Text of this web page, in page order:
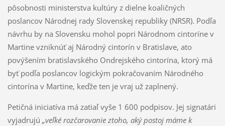
pôsobnosti ministerstva kultúry z dielne koaličných
poslancov Národnej rady Slovenskej republiky (NRSR). Pod­ľa
návrhu by na Slovensku mohol popri Národnom cintoríne v
Martine vzniknúť aj Národný cintorín v Bratislave, ato
povýšením bratislavského Ondrej­ského cintorína, ktorý má
byť podľa poslancov lo­gickým pokračovaním Národného
cintorína v Mar­tine, keďže ten je vraj už zaplnený.
Petičná iniciatíva má zatiaľ vyše 1 600 podpisov. Jej signatári
vyjadrujú „veľké rozčarovanie ztoho, aký postoj máme k